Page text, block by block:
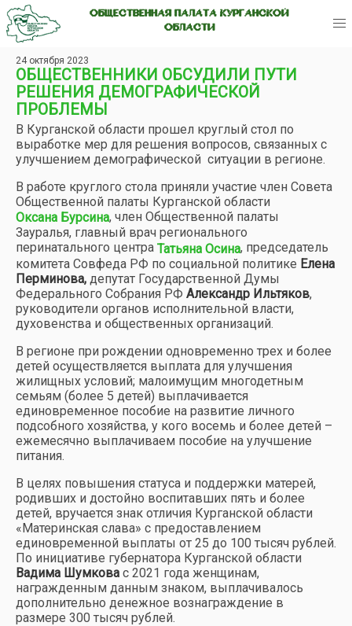
ОБЩЕСТВЕННАЯ ПАЛАТА КУРГАНСКОЙ
ОБЛАСТИ
24 октября 2023
ОБЩЕСТВЕННИКИ ОБСУДИЛИ ПУТИ
РЕШЕНИЯ ДЕМОГРАФИЧЕСКОЙ
ПРОБЛЕМЫ
В Курганской области прошел круглый стол по
выработке мер для решения вопросов, связанных с
улучшением демографической ситуации в регионе.
В работе круглого стола приняли участие член Совета
Общественной палаты Курганской области
Оксана Бурсина, член Общественной палаты
Зауралья, главный врач регионального
перинатального центра Татьяна Осина, председатель
комитета Совфеда РФ по социальной политике Елена
Перминова, депутат Государственной Думы
Федерального Собрания РФ Александр Ильтяков,
руководители органов исполнительной власти,
духовенства и общественных организаций.
В регионе при рождении одновременно трех и более
детей осуществляется выплата для улучшения
жилищных условий; малоимущим многодетным
семьям (более 5 детей) выплачивается
единовременное пособие на развитие личного
подсобного хозяйства, у кого восемь и более детей –
ежемесячно выплачиваем пособие на улучшение
питания.
В целях повышения статуса и поддержки матерей,
родивших и достойно воспитавших пять и более
детей, вручается знак отличия Курганской области
«Материнская слава» с предоставлением
единовременной выплаты от 25 до 100 тысяч рублей.
По инициативе губернатора Курганской области
Вадима Шумкова с 2021 года женщинам,
награжденным данным знаком, выплачивалось
дополнительно денежное вознаграждение в
размере 300 тысяч рублей.